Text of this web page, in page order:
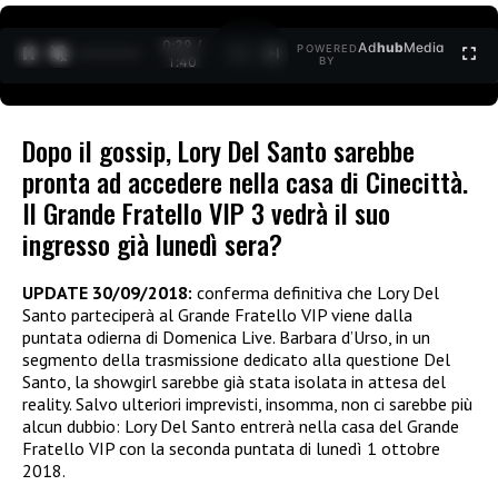
0:30 /
1:40
POWERED
BY
AdhubMedia
Dopo il gossip, Lory Del Santo sarebbe
pronta ad accedere nella casa di Cinecittà.
Il Grande Fratello VIP 3 vedrà il suo
ingresso già lunedì sera?
UPDATE 30/09/2018: conferma definitiva che Lory Del
Santo parteciperà al Grande Fratello VIP viene dalla
puntata odierna di Domenica Live. Barbara d’Urso, in un
segmento della trasmissione dedicato alla questione Del
Santo, la showgirl sarebbe già stata isolata in attesa del
reality. Salvo ulteriori imprevisti, insomma, non ci sarebbe più
alcun dubbio: Lory Del Santo entrerà nella casa del Grande
Fratello VIP con la seconda puntata di lunedì 1 ottobre
2018.